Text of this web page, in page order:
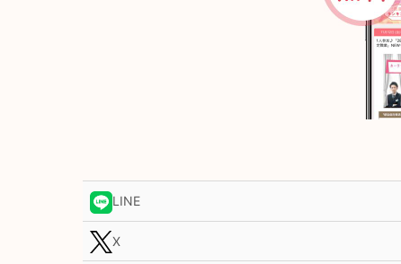
LINE
X